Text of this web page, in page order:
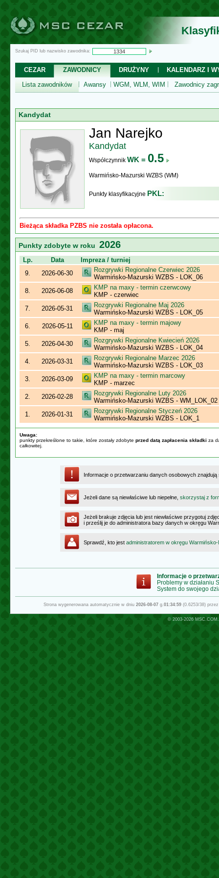
Szukaj PID lub nazwisko zawodnika:
CEZAR ZAWODNICY DRUŻYNY
KALENDARZ I
Lista zawodników
Awansy WGM, WLM, WIM Zawodnicy
Kandydat
Jan Narejko
Kandydat
Współczynnik WK = 0.5
Warmińsko-Mazurski WZBS (WM)
Punkty klasyfikacyjne PKL:
Bieżąca składka PZBS nie została opłacona.
Punkty zdobyte w roku 2026
Lp. Data
Impreza / turniej
9.
2026-06-30
Rozgrywki Regionalne Czerwiec 2026
Warmińsko-Mazurski WZBS - LOK_06
8.
2026-06-08
KMP na maxy - termin czerwcowy
KMP - czerwiec
7.
2026-05-31
Rozgrywki Regionalne Maj 2026
Warmińsko-Mazurski WZBS - LOK_05
6.
2026-05-11
KMP na maxy - termin majowy
KMP - maj
5.
2026-04-30
Rozgrywki Regionalne Kwiecień 2026
Warmińsko-Mazurski WZBS - LOK_04
4.
2026-03-31
Rozgrywki Regionalne Marzec 2026
Warmińsko-Mazurski WZBS - LOK_03
3.
2026-03-09
KMP na maxy - termin marcowy
KMP - marzec
2.
2026-02-28
Rozgrywki Regionalne Luty 2026
Warmińsko-Mazurski WZBS - WM_LOK_02
1.
2026-01-31
Rozgrywki Regionalne Styczeń 2026
Warmińsko-Mazurski WZBS - LOK_1
Uwaga:
punkty przekreślone to takie, które zostały zdobyte przed datą zapłacenia składki za
całkowitej.
Informacje o przetwarzaniu danych osobowych
Jeżeli dane są niewłaściwe lub niepełne, skorzystaj z
Jeżeli brakuje zdjęcia lub jest niewłaściwe przygotuj
i prześlij je do administratora bazy danych w okręgu
Sprawdź, kto jest administratorem w okręgu
Informacje o
Problemy w działaniu
System do swojego
Strona wygenerowana automatycznie w dniu 2026-08-07g.01:34:59(0.6253/38)
© 2003-2026